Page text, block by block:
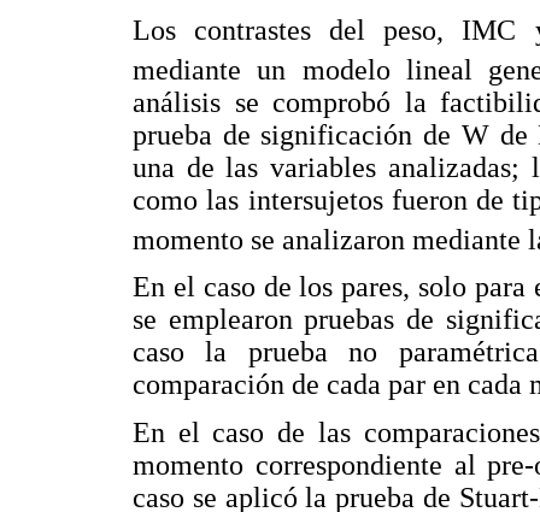
Los contrastes del peso, IMC
mediante un modelo lineal
análisis se comprobó la
prueba de significación de W
una de las variables analizadas;
como las intersujetos fueron de
momento se analizaron mediante
En el caso de los pares, solo
se emplearon pruebas de
caso la prueba no
comparación de cada par en cada
En el caso de las
momento correspondiente al
caso se aplicó la prueba de